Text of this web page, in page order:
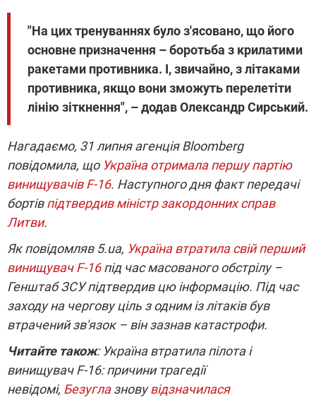
"На цих тренуваннях було з'ясовано, що його
основне призначення – боротьба з крилатими
ракетами противника. І, звичайно, з літаками
противника, якщо вони зможуть перелетіти
лінію зіткнення", – додав Олександр Сирський.
Нагадаємо, 31 липня агенція Bloomberg
повідомила, що Україна отримала першу партію
винищувачів F-16. Наступного дня факт передачі
бортівпідтвердив міністр закордонних справ
Литви.
Як повідомляв 5.ua, Україна втратила свій перший
винищувач F-16під час масованого обстрілу –
Генштаб ЗСУ підтвердив цю інформацію. Під час
заходу на чергову ціль з одним із літаків був
втрачений зв'язок – він зазнав катастрофи.
Читайте також: Україна втратила пілота і
винищувач F-16: причини трагедії
невідомі, Безуглазновувідзначилася